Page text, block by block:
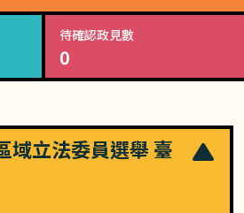
待確認政見數
0
域立法委員選舉 臺